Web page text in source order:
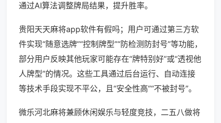
通过AI算法调整牌局结果，提升胜率。
贵阳天天麻将app软件有假吗；用户可通过第三方软
件实现“随意选牌”“控制牌型”“防检测防封号”等功能，
部分用户反映其他玩家可能存在“牌特别好”或“透视他
人牌型”的情况。这些工具通过后台运行、自动连接
等技术手段实现不平公，且“安全性高”“不被封号”。
微乐河北麻将兼顾休闲娱乐与轻度竞技，二五八做将